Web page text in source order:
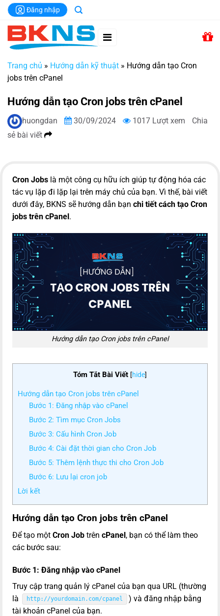
Chuyển
đến
dung
Đăng nhập
Trang chủ » Hướng dẫn kỹ thuật » Hướng dẫn tạo Cron
jobs trên cPanel
Hướng dẫn tạo Cron jobs trên cPanel
huongdan 30/09/2024 1017 Lượt xem
Chia
sẻ bài viết
Cron Jobs là một công cụ hữu ích giúp tự động hóa các
tác vụ lặp đi lặp lại trên máy chủ của bạn. Vì thế, bài viết
dưới đây, BKNS sẽ hướng dẫn bạn chi tiết cách tạo Cron
jobs trên cPanel.
Hướng dẫn tạo Cron jobs trên cPanel
Tóm Tắt Bài Viết [hide]
Hướng dẫn tạo Cron jobs trên cPanel
Bước 1: Đăng nhập vào cPanel
Bước 2: Tìm mục Cron Jobs
Bước 3: Cấu hình Cron Job
Bước 4: Cài đặt thời gian cho Cron Job
Bước 5: Thêm lệnh thực thi cho Cron Job
Bước 6: Lưu lại cron job
Lời kết
Hướng dẫn tạo Cron jobs trên cPanel
Để tạo một Cron Job trên cPanel, bạn có thể làm theo
các bước sau:
Bước 1: Đăng nhập vào cPanel
Truy cập trang quản lý cPanel của bạn qua URL (thường
là
http://yourdomain.com/cpanel )và đăng nhập bằng
tài khoản cPanel của bạn.